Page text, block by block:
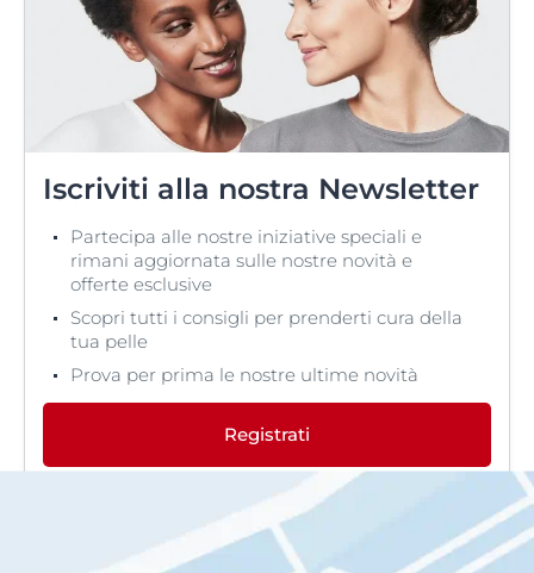
Iscriviti alla nostra Newsletter
Partecipa alle nostre iniziative speciali e
rimani aggiornata sulle nostre novità e
offerte esclusive
Scopri tutti i consigli per prenderti cura della
tua pelle
Prova per prima le nostre ultime novità
Registrati